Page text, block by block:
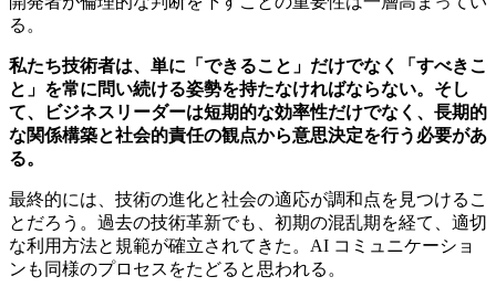
る。
私たち技術者は、単に「できること」だけでなく「すべきこ
と」を常に問い続ける姿勢を持たなければならない。そし
て、ビジネスリーダーは短期的な効率性だけでなく、長期的
な関係構築と社会的責任の観点から意思決定を行う必要があ
る。
最終的には、技術の進化と社会の適応が調和点を見つけるこ
とだろう。過去の技術革新でも、初期の混乱期を経て、適切
な利用方法と規範が確立されてきた。AI コミュニケーショ
ンも同様のプロセスをたどると思われる。